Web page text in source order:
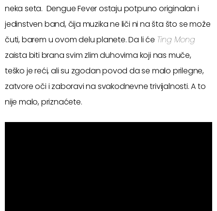
neka seta. Dengue Fever ostaju potpuno originalan i
jedinstven band, čija muzika ne liči ni na šta što se može
čuti, barem u ovom delu planete. Da li će Ting Mong
zaista biti brana svim zlim duhovima koji nas muče,
teško je reći, ali su zgodan povod da se malo prilegne,
zatvore oči i zaboravi na svakodnevne trivijalnosti. A to
nije malo, priznaćete.